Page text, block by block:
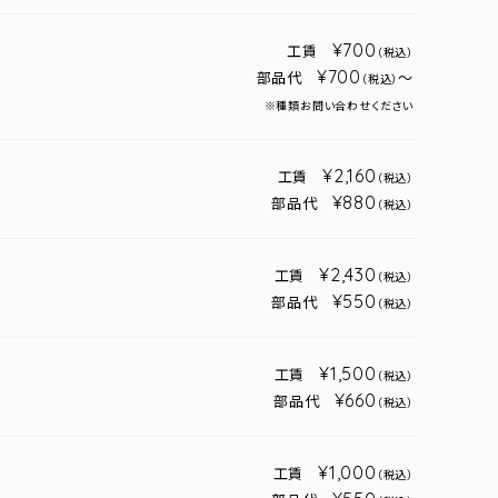
工賃 ¥700 （税込）
部品代 ¥700 （税込）～
※種類お問い合わせください
工賃 ¥2,160 （税込）
部品代 ¥880 （税込）
工賃 ¥2,430 （税込）
部品代 ¥550 （税込）
工賃 ¥1,500 （税込）
部品代 ¥660 （税込）
工賃 ¥1,000 （税込）